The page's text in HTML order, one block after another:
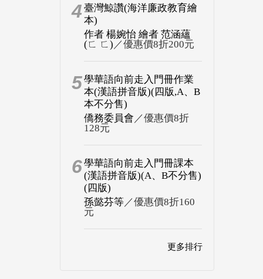
4 臺灣鯨讚(海洋廉政教育繪
本)
作者 楊婉怡 繪者 范涵蘊
(ㄈ ㄈ) ／優惠價8折200元
5學華語向前走入門冊作業
本(漢語拼音版)(四版,A、B
本不分售)
僑務委員會 ／優惠價8折
128元
6學華語向前走入門冊課本
(漢語拼音版)(A、B不分售)
(四版)
孫懿芬等／優惠價8折160
元
更多排行